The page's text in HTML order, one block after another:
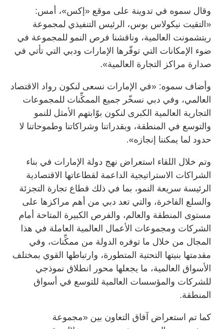
وقال سموه في تدوينة على موقع «إكس»، أمس:
«التقيت نيكولاس بوس، الرئيس التنفيذي لمجموعة
ريتشمونت العالمية، وناقشنا فرص النمو للمجموعة في
ضوء الإمكانات التي توفّرها الإمارات ودبي التي تأتي في
صدارة مراكز التجارة العالمية».
وأضاف سموه: «في الإمارات نسعى لنكون رواد الاقتصاد
العالمي، وفي دبي نسخّر جميع الممكِّنات للمجموعات
التجارية العالمية الكبرى لنكون بوّابتهم الأمثل للنمو
والتوسع في المنطقة، وبقدراتنا وشراكاتنا وطموحاتنا لا
حدود لما يمكننا إنجازه».
وتم خلال اللقاء استعراض نهج دولة الإمارات في بناء
الشراكات الاستراتيجية الداعمة لقطاعاتها الاقتصادية
الرئيسة سريعة النمو، بما في ذلك قطاع تجارة التجزئة
والسلع الفاخرة، والتي تعد دبي من أهم مراكزها على
مستوى المنطقة والعالم، والفرص الكبيرة المتاحة أمام
الشركات ومجموعات الأعمال العالمية العاملة في هذا
المجال من خلال ما توفره الدولة من ممكِّنات، وفي
مقدمتها بنيتها التحتية المتطورة، وارتباطها القوي بمختلف
الأسواق العالمية، ما يجعلها محور انطلاق نموذجي
للشركات والمؤسسات العالمية للتوسع في أسواق
المنطقة.
كما تم استعراض آفاق التعاون بين «مجموعة